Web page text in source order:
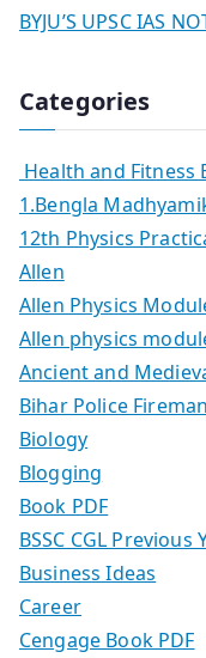
BYJU’S UPSC IAS
Categories
Health and Fitness
1.Bengla
12th Physics
Allen
Allen Physics
Allen physics
Ancient and
Bihar Police Fireman
Biology
Blogging
Book PDF
BSSC CGL Previous
Business Ideas
Career
Cengage Book PDF